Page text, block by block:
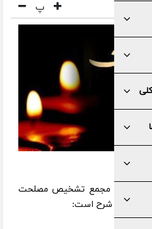
پ
عمومی مجمع تشخیص مصلحت
به این شرح است: